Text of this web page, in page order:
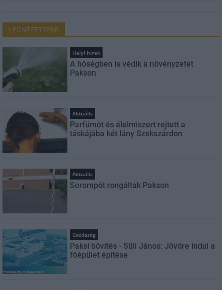
LEGNÉZETTEBB
Helyi hírek
A hőségben is védik a növényzetet
Pakson
Aktuális
Parfümöt és élelmiszert rejtett a
táskájába két lány Szekszárdon
Aktuális
Sorompót rongáltak Pakson
Gazdaság
Paksi bővítés - Süli János: Jövőre indul a
főépület építése